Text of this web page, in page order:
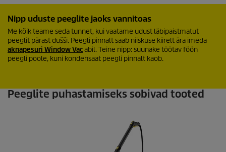
Nipp uduste peeglite jaoks vannitoas
Me kõik teame seda tunnet, kui vaatame udust läbipaistmatut
peeglit pärast dušši. Peegli pinnalt saab niiskuse kiirelt ära imeda
aknapesuri Window Vacabil. Teine nipp: suunake töötav föön
peegli poole, kuni kondensaat peegli pinnalt kaob.
Peeglite puhastamiseks sobivad tooted